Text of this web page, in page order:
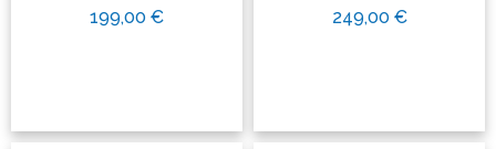
199,00 € 249,00 €